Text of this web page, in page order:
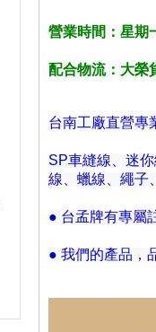
營業時間：星期
配合物流：大榮
台南工廠直營專
SP車縫線、迷
線、蠟線、繩子
● 台孟牌有專屬
● 我們的產品，